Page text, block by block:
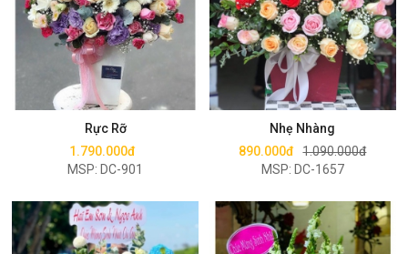
Rực Rỡ
1.790.000đ
MSP: DC-901
Mua ngay
Nhẹ Nhàng
890.000đ 1.090.000đ
MSP: DC-1657
Mua ngay